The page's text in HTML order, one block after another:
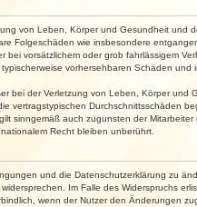
von Leben, Körper und Gesundheit und
Folgeschäden wie insbesondere
bei vorsätzlichem oder grob fahrlässigem
vorhersehbaren Schäden
bei der Verletzung von Leben, Körper und
vertragstypischen Durchschnittsschäden
sinngemäß auch zugunsten der
Recht bleiben unberührt.
und die Datenschutzerklärung zu
Im Falle des Widerspruchs
wenn der Nutzer den Änderungen